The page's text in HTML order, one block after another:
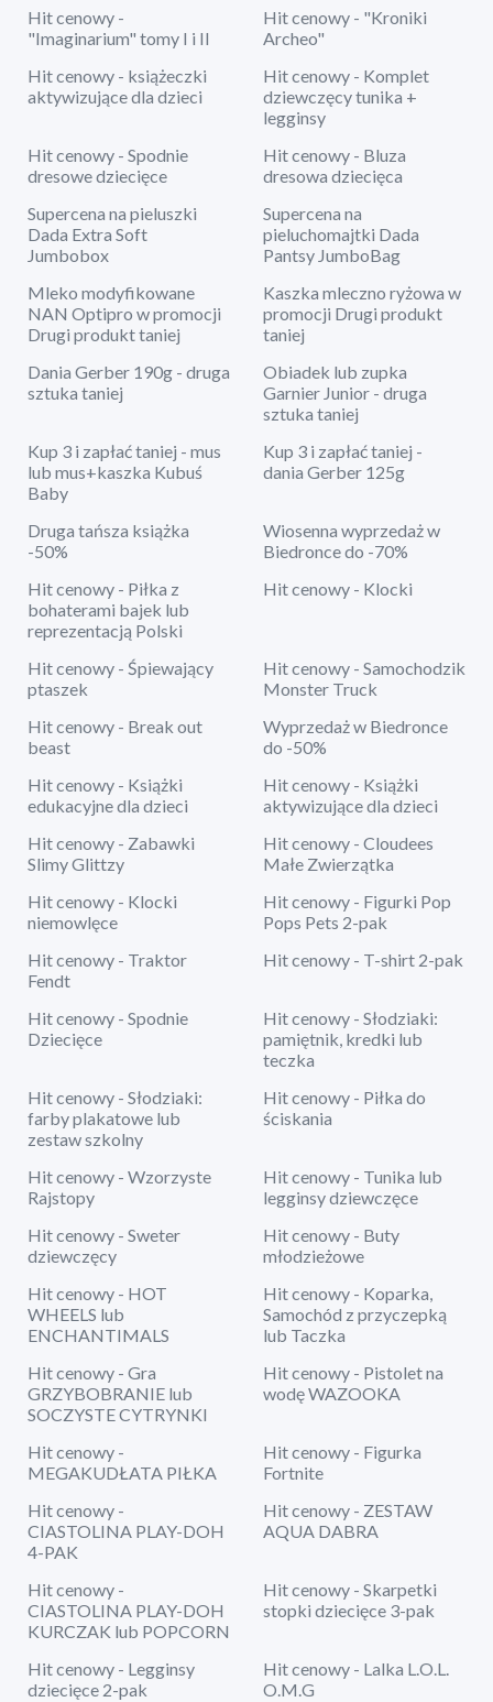
Hit cenowy -
"Imaginarium" tomy I i II
Hit cenowy - "Kroniki
Archeo"
Hit cenowy - książeczki
aktywizujące dla dzieci
Hit cenowy - Komplet
dziewczęcy tunika +
legginsy
Hit cenowy - Spodnie
dresowe dziecięce
Hit cenowy - Bluza
dresowa dziecięca
Supercena na pieluszki
Dada Extra Soft
Jumbobox
Supercena na
pieluchomajtki Dada
Pantsy JumboBag
Mleko modyfikowane
NAN Optipro w promocji
Drugi produkt taniej
Kaszka mleczno ryżowa w
promocji Drugi produkt
taniej
Dania Gerber 190g - druga
sztuka taniej
Obiadek lub zupka
Garnier Junior - druga
sztuka taniej
Kup 3 i zapłać taniej - mus
lub mus+kaszka Kubuś
Baby
Kup 3 i zapłać taniej -
dania Gerber 125g
Druga tańsza książka
-50%
Wiosenna wyprzedaż w
Biedronce do -70%
Hit cenowy - Piłka z
bohaterami bajek lub
reprezentacją Polski
Hit cenowy - Klocki
Hit cenowy - Śpiewający
ptaszek
Hit cenowy - Samochodzik
Monster Truck
Hit cenowy - Break out
beast
Wyprzedaż w Biedronce
do -50%
Hit cenowy - Książki
edukacyjne dla dzieci
Hit cenowy - Książki
aktywizujące dla dzieci
Hit cenowy - Zabawki
Slimy Glittzy
Hit cenowy - Cloudees
Małe Zwierzątka
Hit cenowy - Klocki
niemowlęce
Hit cenowy - Figurki Pop
Pops Pets 2-pak
Hit cenowy - Traktor
Fendt
Hit cenowy - T-shirt 2-pak
Hit cenowy - Spodnie
Dziecięce
Hit cenowy - Słodziaki:
pamiętnik, kredki lub
teczka
Hit cenowy - Słodziaki:
farby plakatowe lub
zestaw szkolny
Hit cenowy - Piłka do
ściskania
Hit cenowy - Wzorzyste
Rajstopy
Hit cenowy - Tunika lub
legginsy dziewczęce
Hit cenowy - Sweter
dziewczęcy
Hit cenowy - Buty
młodzieżowe
Hit cenowy - HOT
WHEELS lub
ENCHANTIMALS
Hit cenowy - Koparka,
Samochód z przyczepką
lub Taczka
Hit cenowy - Gra
GRZYBOBRANIE lub
SOCZYSTE CYTRYNKI
Hit cenowy - Pistolet na
wodę WAZOOKA
Hit cenowy -
MEGAKUDŁATA PIŁKA
Hit cenowy - Figurka
Fortnite
Hit cenowy -
CIASTOLINA PLAY-DOH
4-PAK
Hit cenowy - ZESTAW
AQUA DABRA
Hit cenowy -
CIASTOLINA PLAY-DOH
KURCZAK lub POPCORN
Hit cenowy - Skarpetki
stopki dziecięce 3-pak
Hit cenowy - Legginsy
dziecięce 2-pak
Hit cenowy - Lalka L.O.L.
O.M.G